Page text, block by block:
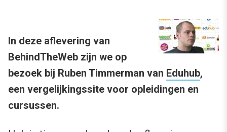
In deze aflevering van
BehindTheWeb zijn we op
bezoek bij Ruben Timmerman van Eduhub,
een vergelijkingssite voor opleidingen en
cursussen.